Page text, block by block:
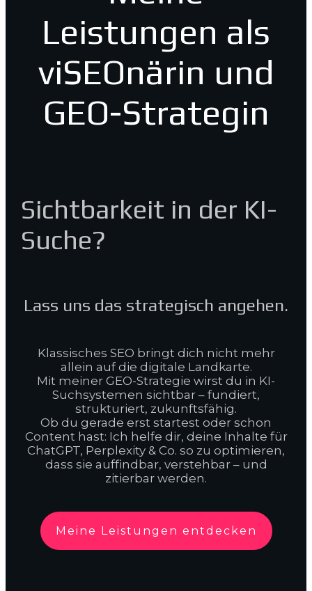
Leistungen als
viSEOnärin und
GEO-Strategin
Sichtbarkeit in der KI-
Suche?
Lass uns das strategisch angehen.
Klassisches SEO bringt dich nicht mehr
allein auf die digitale Landkarte.
Mit meiner GEO-Strategie wirst du in KI-
Suchsystemen sichtbar – fundiert,
strukturiert, zukunftsfähig.
Ob du gerade erst startest oder schon
Content hast: Ich helfe dir, deine Inhalte für
ChatGPT, Perplexity & Co. so zu optimieren,
dass sie auffindbar, verstehbar – und
zitierbar werden.
Meine Leistungen entdecken